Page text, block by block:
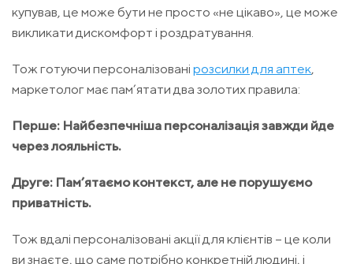
купував, це може бути не просто «не цікаво», це може
викликати дискомфорт і роздратування.
Тож готуючи персоналізовані розсилки для аптек,
маркетолог має пам’ятати два золотих правила:
Перше: Найбезпечніша персоналізація завжди йде
через лояльність.
Друге: Пам’ятаємо контекст, але не порушуємо
приватність.
Тож вдалі персоналізовані акції для клієнтів – це коли
ви знаєте, що саме потрібно конкретній людині, і